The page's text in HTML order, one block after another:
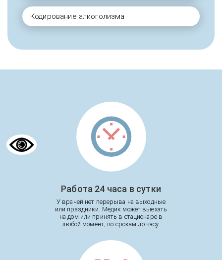
Кодирование алкоголизма
Работа 24 часа в сутки
У врачей нет перерыва на выходные
или праздники. Медик может выехать
на дом или принять в стационаре в
любой момент, по срокам до часу.